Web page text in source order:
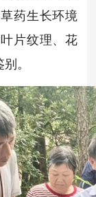
药生长环境
片纹理、花
。